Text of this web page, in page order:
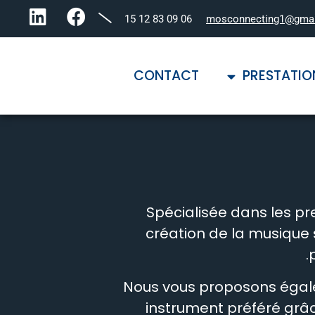
06 09 83 12 15
CONTACT
Spécialisée dans les
création de la musique
Nous vous proposons
instrument préféré